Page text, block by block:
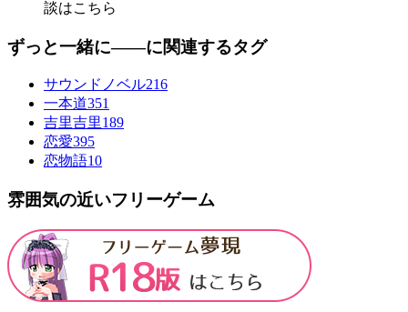
談はこちら
ずっと一緒に――に関連するタグ
サウンドノベル216
一本道351
吉里吉里189
恋愛395
恋物語10
雰囲気の近いフリーゲーム